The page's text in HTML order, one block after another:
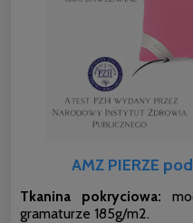
AMZ PIERZE
Tkanina pokryciowa:
gramaturze 185g/m2.